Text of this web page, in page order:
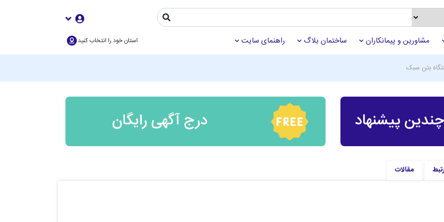
مشاورین و پیمانکاران ساختمان بلاگ راهنمای سایت استان خود را انتخاب کنید
بتن سبک
پیشنهاد درج آگهی رایگان
مقالات